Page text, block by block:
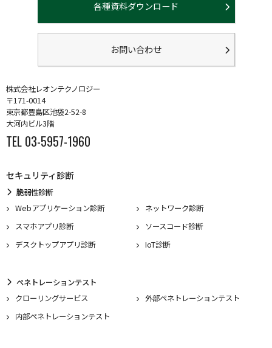
各種資料ダウンロード
お問い合わせ
株式会社レオンテクノロジー
〒171-0014
東京都豊島区池袋2-52-8
大河内ビル3階
TEL 03-5957-1960
セキュリティ診断
脆弱性診断
Webアプリケーション診断
ネットワーク診断
スマホアプリ診断
ソースコード診断
デスクトップアプリ診断
IoT診断
ペネトレーションテスト
クローリングサービス
外部ペネトレーションテスト
内部ペネトレーションテスト